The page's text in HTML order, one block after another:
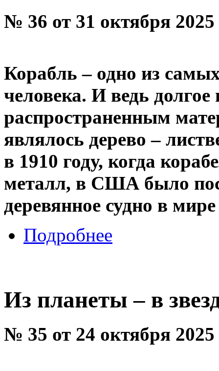
№ 36 от 31 октября
Корабль – одно из
человека. И ведь
распространенным
являлось дерево –
в 1910 году, когда
металл, в США было
деревянное судно в
Подробнее
Из планеты – в
№ 35 от 24 октября